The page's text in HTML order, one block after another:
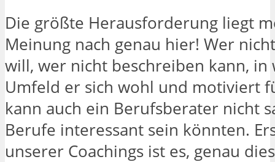
Die größte Herausforderung liegt
Meinung nach genau hier! Wer
will, wer nicht beschreiben kann, in
Umfeld er sich wohl und motiviert
kann auch ein Berufsberater nicht
Berufe interessant sein könnten.
unserer Coachings ist es, genau